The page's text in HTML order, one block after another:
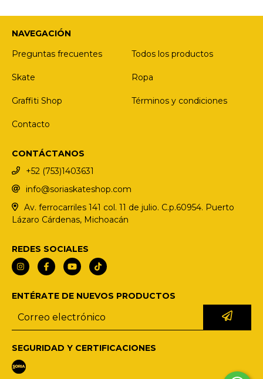
NAVEGACIÓN
Preguntas frecuentes
Todos los productos
Skate Ropa
Graffiti Shop Términos y condiciones
Contacto
CONTÁCTANOS
+52 (753)1403631
info@soriaskateshop.com
Av. ferrocarriles 141 col. 11 de julio. C.p.60954. Puerto
Lázaro Cárdenas, Michoacán
REDES SOCIALES
ENTÉRATE DE NUEVOS PRODUCTOS
SEGURIDAD Y CERTIFICACIONES